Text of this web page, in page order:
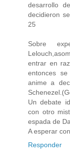
desarrollo
decidieron
25
Sobre
entrar en
entonces
anime a
Un debate
con otro
espada de
A esperar
Responder